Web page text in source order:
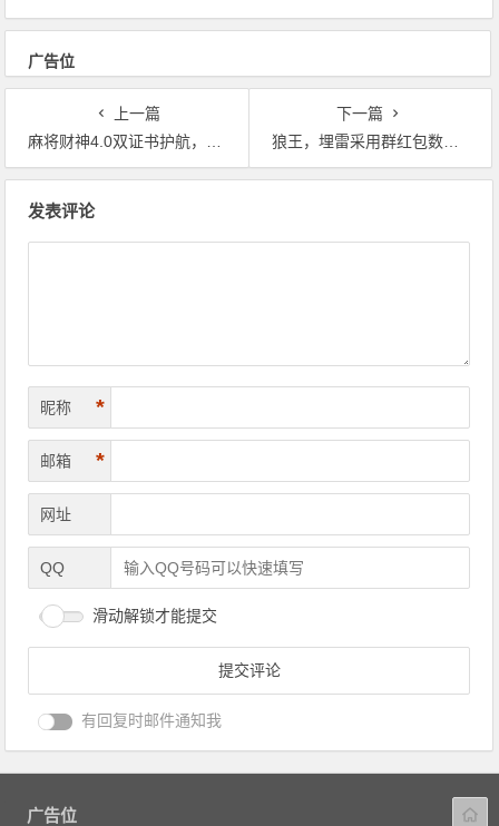
广告位
上一篇
麻将财神4.0双证书护航，重击之下依然稳健
下一篇
狼王，埋雷采用群红包数据分析
发表评论
昵称 *
邮箱 *
网址
QQ
滑动解锁才能提交
有回复时邮件通知我
广告位